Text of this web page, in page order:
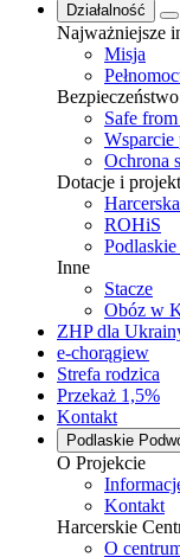
Działalność
Najważniejsze
Misja
Bezpieczeństwo
Safe
Wsparcie
Ochrona
Dotacje i
ROHiS
Inne
Stacze
Obóz w
ZHP dla
e-chorągiew
Strefa rodzica
Przekaż 1,5%
Kontakt
Podlaskie
O Projekcie
Kontakt
Harcerskie
O